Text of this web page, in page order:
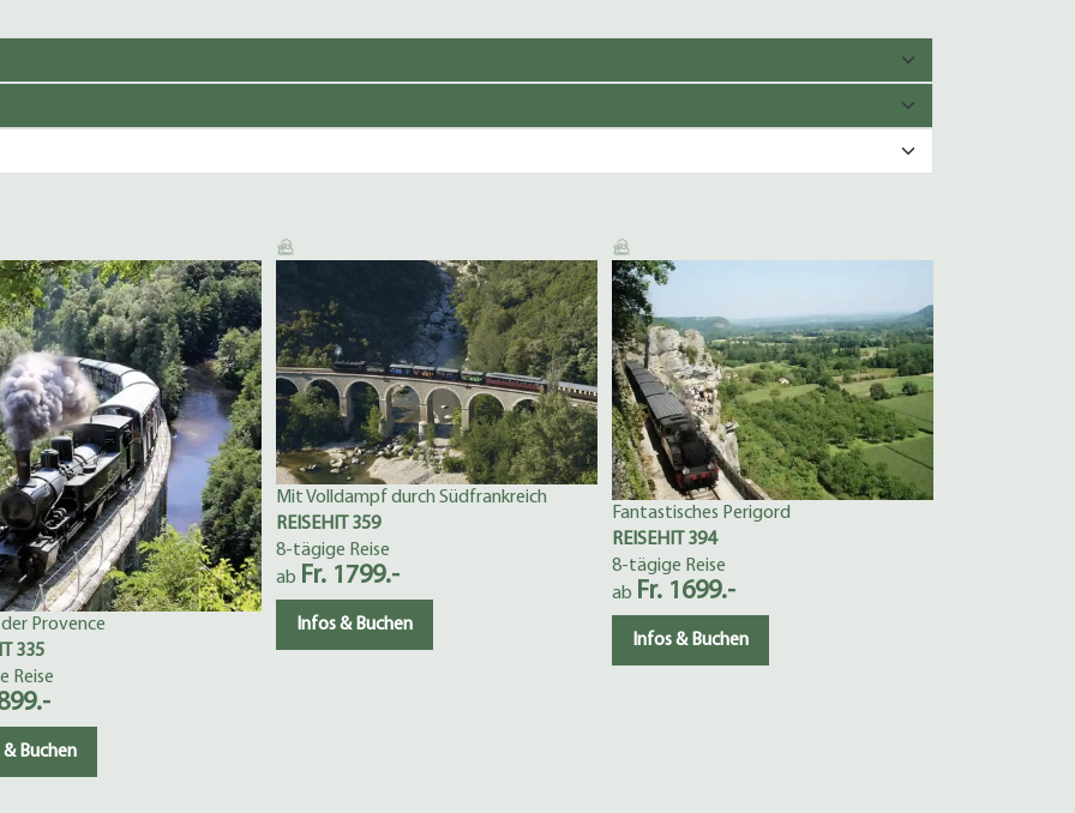
Provence
335
Reise
Buchen
Mit Volldampf durch Südfrankreich
REISEHIT 359
8-tägige Reise
ab Fr. 1799.-
Infos & Buchen
Fantastisches Perigord
REISEHIT 394
8-tägige Reise
ab Fr. 1699.-
Infos & Buchen